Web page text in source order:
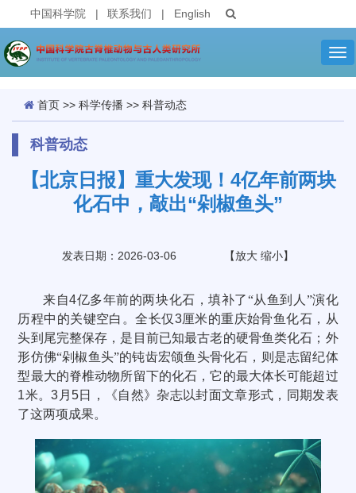
中国科学院 | 联系我们 | English
首页 >> 科学传播 >> 科普动态
科普动态
【北京日报】重大发现！4亿年前两块
化石中，敲出“剁椒鱼头”
发表日期：2026-03-06 【放大 缩小】
来自4亿多年前的两块化石，填补了“从鱼到人”演化
历程中的关键空白。全长仅3厘米的重庆始骨鱼化石，从
头到尾完整保存，是目前已知最古老的硬骨鱼类化石；外
形仿佛“剁椒鱼头”的钝齿宏颌鱼头骨化石，则是志留纪体
型最大的脊椎动物所留下的化石，它的最大体长可能超过
1米。3 月5日，《自然》杂志以封面文章形式，同期发表
了这两项成果。